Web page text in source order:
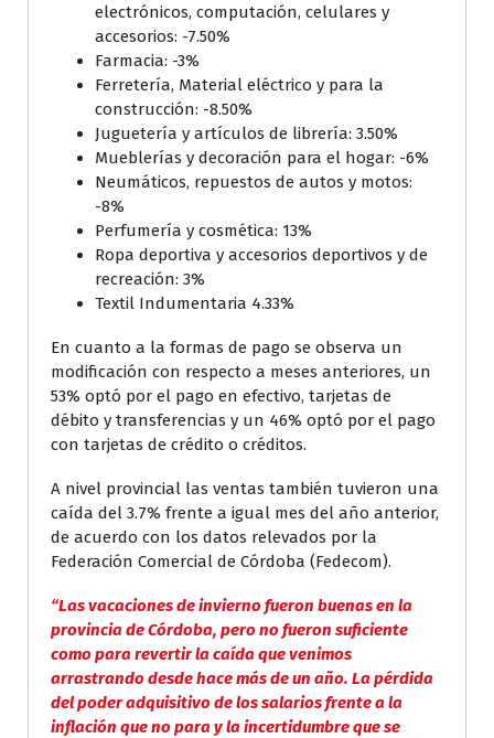
electrónicos, computación, celulares y
accesorios: -7.50%
Farmacia: -3%
Ferretería, Material eléctrico y para la
construcción: -8.50%
Juguetería y artículos de librería: 3.50%
Mueblerías y decoración para el hogar: -6%
Neumáticos, repuestos de autos y motos:
-8%
Perfumería y cosmética: 13%
Ropa deportiva y accesorios deportivos y de
recreación: 3%
Textil Indumentaria 4.33%
En cuanto a la formas de pago se observa un
modificación con respecto a meses anteriores, un
53% optó por el pago en efectivo, tarjetas de
débito y transferencias y un 46% optó por el pago
con tarjetas de crédito o créditos.
A nivel provincial las ventas también tuvieron una
caída del 3.7% frente a igual mes del año anterior,
de acuerdo con los datos relevados por la
Federación Comercial de Córdoba (Fedecom).
“Las vacaciones de invierno fueron buenas en la
provincia de Córdoba, pero no fueron suficiente
como para revertir la caída que venimos
arrastrando desde hace más de un año. La pérdida
del poder adquisitivo de los salarios frente a la
inflación que no para y la incertidumbre que se